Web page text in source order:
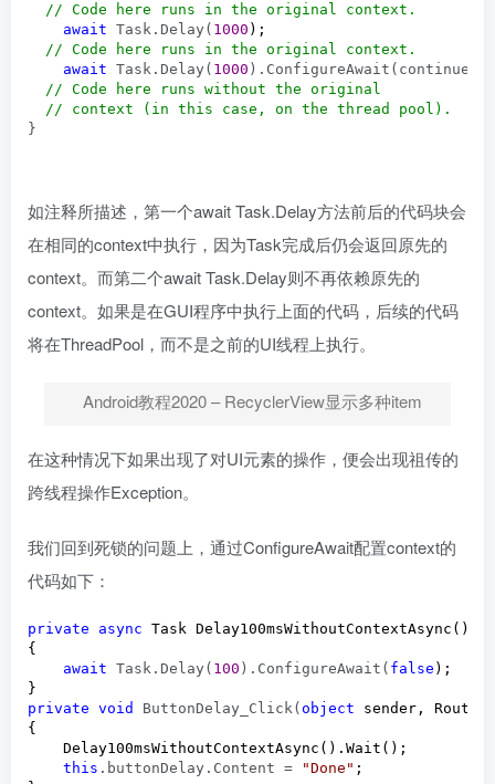
// Code here runs in the original context.
await Task.Delay( 1000 );
// Code here runs in the original context.
await Task.Delay( 1000
// Code here runs without the original
// context (in this case, on the thread pool).
}
如注释所描述，第一个await Task.Delay方法前后的代码块会
在相同的context中执行，因为Task完成后仍会返回原先的
context。而第二个await Task.Delay则不再依赖原先的
context。如果是在GUI程序中执行上面的代码，后续的代码
将在ThreadPool，而不是之前的UI线程上执行。
Android教程2020 – RecyclerView显示多种item
在这种情况下如果出现了对UI元素的操作，便会出现祖传的
跨线程操作Exception。
我们回到死锁的问题上，通过ConfigureAwait配置context的
代码如下：
private async Task Delay100msWithoutContextAsync()
{
await Task.Delay( 100 ).ConfigureAwait( false );
private void ButtonDelay_Click( object sender,
{
    Delay100msWithoutContextAsync().Wait();
this .buttonDelay.Content = "Done " ;